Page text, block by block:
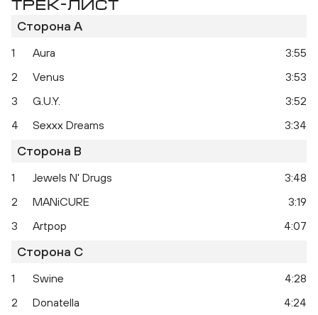
ТРЕК-ЛИСТ
Сторона A
1 Aura
3:55
2
Venus
3:53
3
G.U.Y.
3:52
4
Sexxx Dreams 3:34
Сторона B
1 Jewels N' Drugs
3:48
2
MANiCURE
3:19
3
Artpop 4:07
Сторона C
1 Swine
4:28
2
Donatella
4:24